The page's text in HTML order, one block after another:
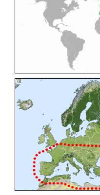
Cleptes parnassicus
Mocsáry, 1902
Cleptes pseudosulcatus
Móczár, 1968
Buysson, 1886
Linsenmaier, 1986
Mocsáry, 1889
(Linnaeus, 1761)
Tournier, 1879
(Fabricius, 1794)
Cleptes triestensisMóczár, 2000[E]
Genus:
Spinola,
(Mocsáry, 1889)
Elampus ambiguusDahlbom, 1845
Elampus bidens(Förster, 1853)
Elampus cecchiniae(Semenov, 1967)
Elampus constrictus
(Förster, 1853)
Elampus foveatus(Mocsáry, 1914)
Elampus konowi(Buysson, 1892)
Elampus panzeri(Fabricius, 1804)
Elampus panzeri coeruleus(Dahlbom,